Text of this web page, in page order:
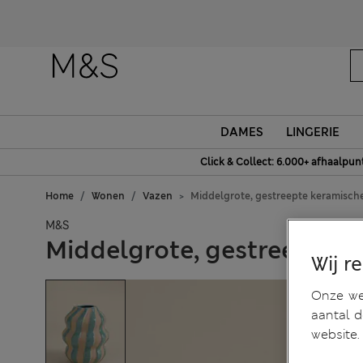
DAMES LINGERIE
Click & Collect: 6.000+
Home Wonen Vazen Middelgrote, gestreepte
M&S
Middelgrote, gestreepte
Wij
Onze
aantal